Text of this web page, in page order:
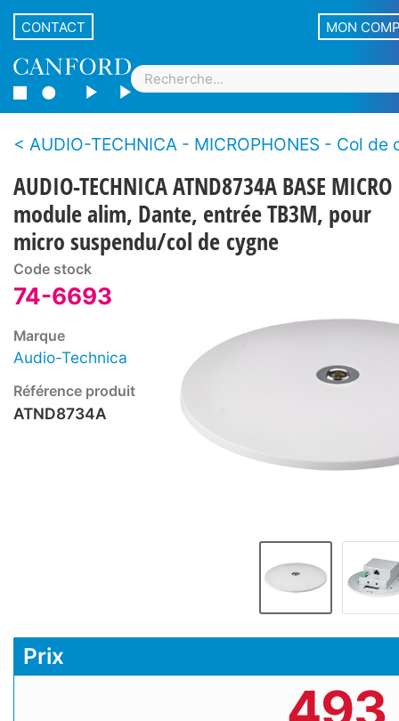
CONTACT MON
AUDIO-TECHNICA - MICROPHONES - Col de
AUDIO-TECHNICA ATND8734A BASE MICRO
module alim, Dante, entrée TB3M, pour
micro suspendu/col de cygne
Code stock
74-6693
Marque
Audio-Technica
Référence produit
ATND8734A
Prix